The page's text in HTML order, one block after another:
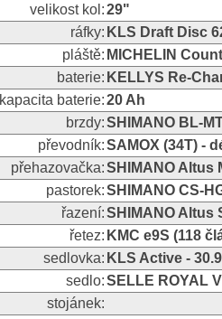
velikost kol:29"
ráfky: KLS Draft Disc
pláště: MICHELIN
baterie: KELLYS Re-
kapacita baterie:20 Ah
brzdy:SHIMANO BL-
převodník:SAMOX (34T) -
přehazovačka:SHIMANO Altus
pastorek:SHIMANO CS-
řazení:SHIMANO Altus
řetez: KMC e9S (118
sedlovka: KLS Active -
sedlo:SELLE ROYAL
stojánek: